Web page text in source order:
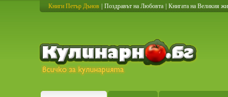
Книги Петър Дънов Поздравът на Любовта Книгата на Великия